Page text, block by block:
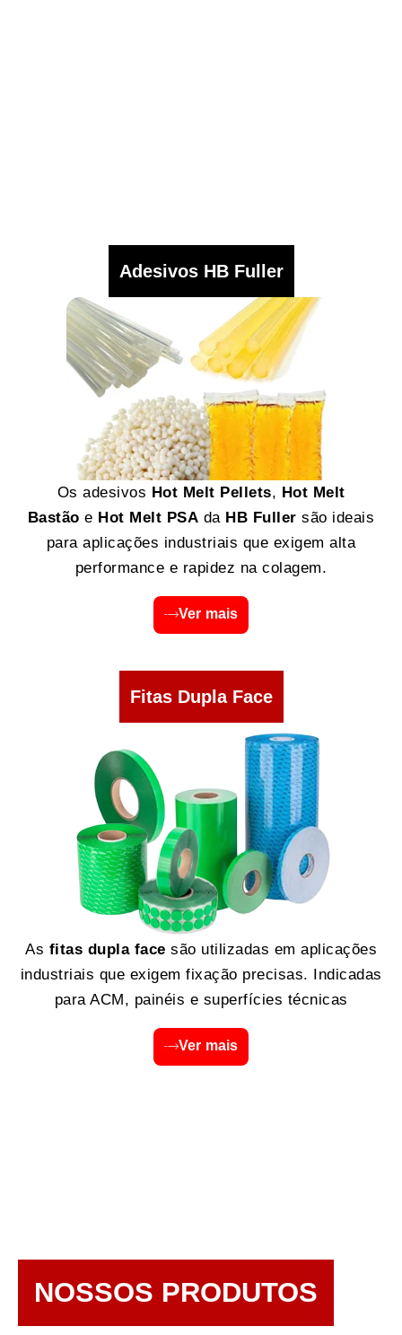
Adesivos HB Fuller
Os adesivos Hot Melt Pellets, Hot Melt
Bastão e Hot Melt PSA da HB Fuller são ideais
para aplicações industriais que exigem alta
performance e rapidez na colagem.
Ver mais
Fitas Dupla Face
As fitas dupla face são utilizadas em aplicações
industriais que exigem fixação precisas. Indicadas
para ACM, painéis e superfícies técnicas
Ver mais
NOSSOS PRODUTOS